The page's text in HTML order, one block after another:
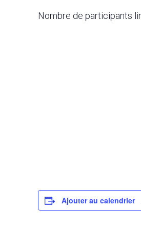
Nombre de participants
Ajouter au calendrier